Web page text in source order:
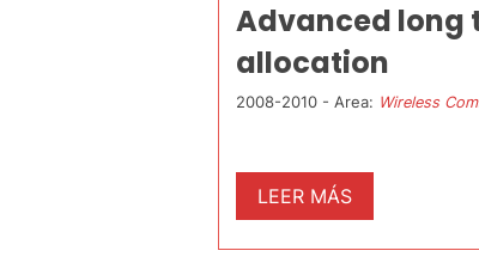
Advanced long
allocation
2008-2010 - Area: Wireless
LEER MÁS